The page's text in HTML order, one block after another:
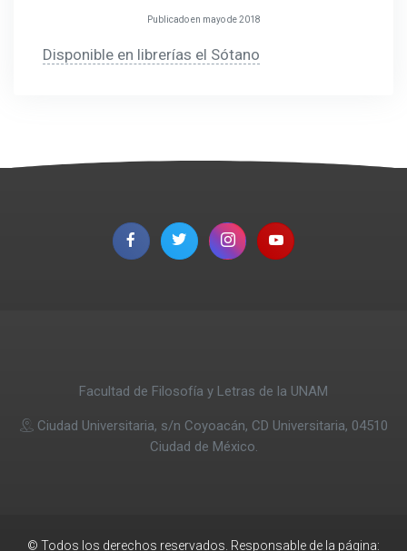
Publicado en mayo de 2018
Disponible en librerías el Sótano
Facultad de Filosofía y Letras de la UNAM
Ciudad Universitaria, s/n Coyoacán, CD Universitaria, 04510
Ciudad de México.
© Todos los derechos reservados. Responsable de la página: